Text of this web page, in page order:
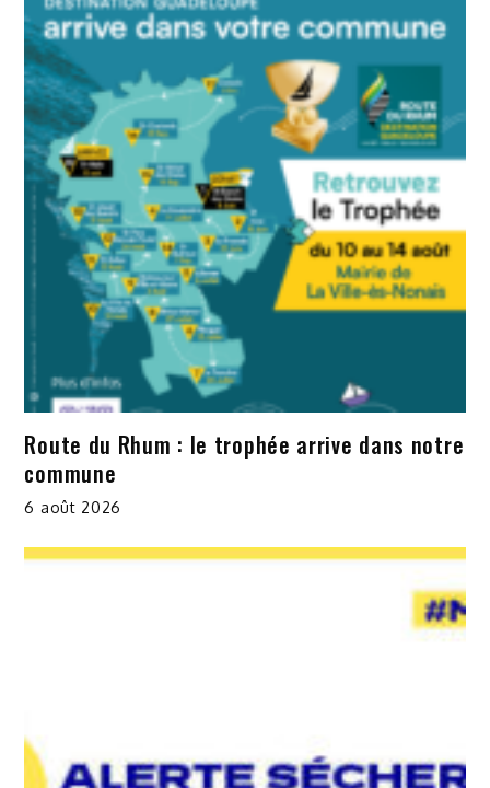
Route du Rhum : le trophée arrive dans notre
commune
6 août 2026